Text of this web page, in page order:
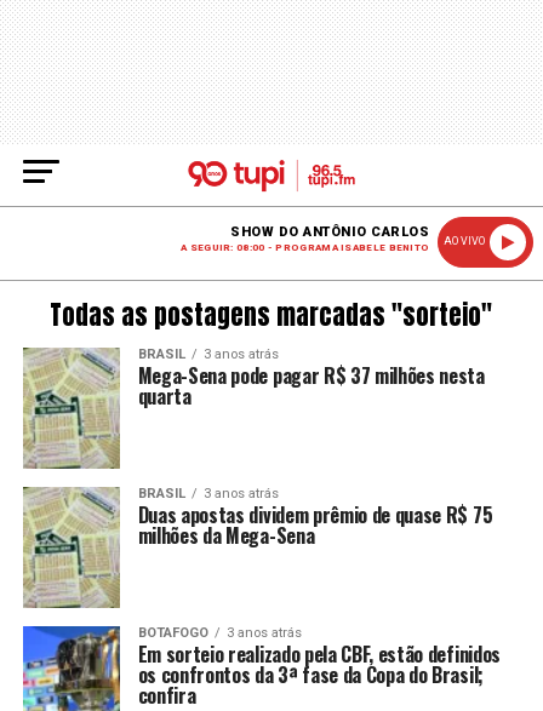
SHOW DO ANTÔNIO CARLOS
A SEGUIR: 08:00 - PROGRAMA ISABELE BENITO
AO VIVO
Todas as postagens marcadas "sorteio"
BRASIL 3 anos atrás
Mega-Sena pode pagar R$ 37 milhões nesta
quarta
BRASIL 3 anos atrás
Duas apostas dividem prêmio de quase R$ 75
milhões da Mega-Sena
BOTAFOGO 3 anos atrás
Em sorteio realizado pela CBF, estão definidos
os confrontos da 3ª fase da Copa do Brasil;
confira